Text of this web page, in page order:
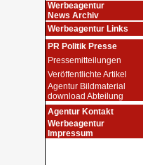
Werbeagentur
News Archiv
Werbeagentur Links
PR Politik Presse
Pressemitteilungen
Veröffentlichte Artikel
Agentur Bildmaterial
download Abteilung
Agentur Kontakt
Werbeagentur
Impressum